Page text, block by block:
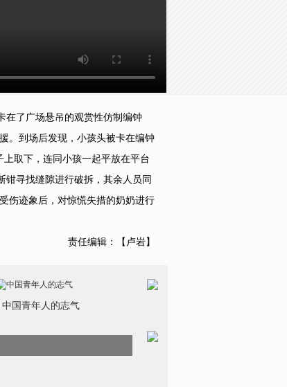
了广场悬吊的观赏性仿制编钟
。到场后发现，小孩头被卡在编钟
取下，连同小孩一起平放在平台
寻找缝隙进行破拆，其余人员同
伤迹象后，对惊慌失措的奶奶进行
责任编辑：【卢岩】